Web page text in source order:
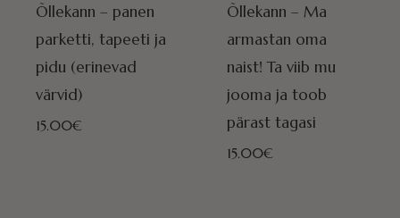
Õllekann – panen
parketti, tapeeti ja
pidu (erinevad
värvid)
15.00€
Õllekann – Ma
armastan oma
naist! Ta viib mu
jooma ja toob
pärast tagasi
15.00€